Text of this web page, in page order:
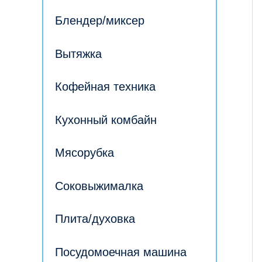
Блендер/миксер
Вытяжка
Кофейная техника
Кухонный комбайн
Мясорубка
Соковыжималка
Плита/духовка
Посудомоечная машина